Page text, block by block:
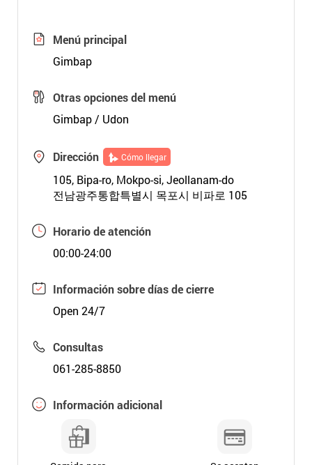
Menú principal
Gimbap
Otras opciones del menú
Gimbap / Udon
Dirección Cómo llegar
105, Bipa-ro, Mokpo-si, Jeollanam-do
전남광주통합특별시 목포시 비파로 105
Horario de atención
00:00-24:00
Información sobre días de cierre
Open 24/7
Consultas
061-285-8850
Información adicional